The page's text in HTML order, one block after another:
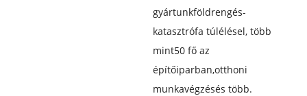
gyártunkföldrengés-
katasztrófa túlélésel, több
mint50 fő az
építőiparban,otthoni
munkavégzésés több.